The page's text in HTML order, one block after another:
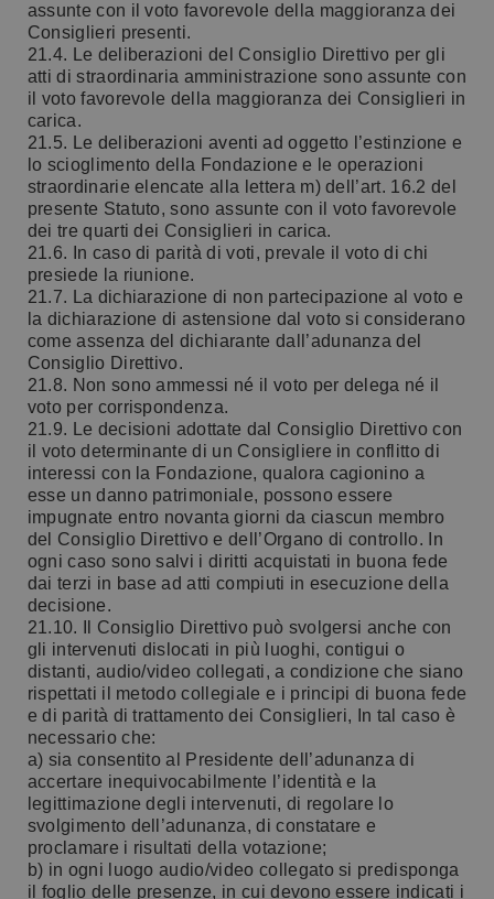
assunte con il voto favorevole della maggioranza dei
Consiglieri presenti.
21.4. Le deliberazioni del Consiglio Direttivo per gli
atti di straordinaria amministrazione sono assunte con
il voto favorevole della maggioranza dei Consiglieri in
carica.
21.5. Le deliberazioni aventi ad oggetto l’estinzione e
lo scioglimento della Fondazione e le operazioni
straordinarie elencate alla lettera m) dell’art. 16.2 del
presente Statuto, sono assunte con il voto favorevole
dei tre quarti dei Consiglieri in carica.
21.6. In caso di parità di voti, prevale il voto di chi
presiede la riunione.
21.7. La dichiarazione di non partecipazione al voto e
la dichiarazione di astensione dal voto si considerano
come assenza del dichiarante dall’adunanza del
Consiglio Direttivo.
21.8. Non sono ammessi né il voto per delega né il
voto per corrispondenza.
21.9. Le decisioni adottate dal Consiglio Direttivo con
il voto determinante di un Consigliere in conflitto di
interessi con la Fondazione, qualora cagionino a
esse un danno patrimoniale, possono essere
impugnate entro novanta giorni da ciascun membro
del Consiglio Direttivo e dell’Organo di controllo. In
ogni caso sono salvi i diritti acquistati in buona fede
dai terzi in base ad atti compiuti in esecuzione della
decisione.
21.10. Il Consiglio Direttivo può svolgersi anche con
gli intervenuti dislocati in più luoghi, contigui o
distanti, audio/video collegati, a condizione che siano
rispettati il metodo collegiale e i principi di buona fede
e di parità di trattamento dei Consiglieri, In tal caso è
necessario che:
a) sia consentito al Presidente dell’adunanza di
accertare inequivocabilmente l’identità e la
legittimazione degli intervenuti, di regolare lo
svolgimento dell’adunanza, di constatare e
proclamare i risultati della votazione;
b) in ogni luogo audio/video collegato si predisponga
il foglio delle presenze, in cui devono essere indicati i